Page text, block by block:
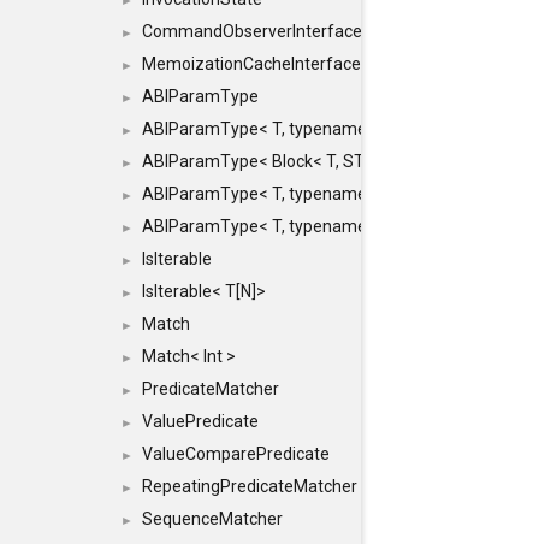
► CommandObserverInterface
► MemoizationCacheInterface
► ABIParamType
► ABIParamType< T, typename std::enable_if<
► ABIParamType< Block< T, STRIDED, MOVE > >
► ABIParamType< T, typename std::enable_if<
► ABIParamType< T, typename std::enable_if<
► IsIterable
► IsIterable< T[N]>
► Match
► Match< Int >
► PredicateMatcher
► ValuePredicate
► ValueComparePredicate
► RepeatingPredicateMatcher
►
SequenceMatcher